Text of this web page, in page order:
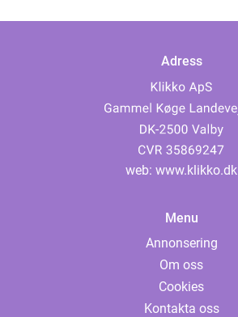
Adress
web: www.klikko.dk
Menu
Annonsering
Om oss
Cookies
Kontakta oss